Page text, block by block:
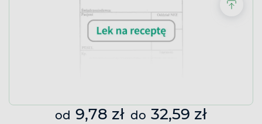
od 9,78 zł do 32,59 zł